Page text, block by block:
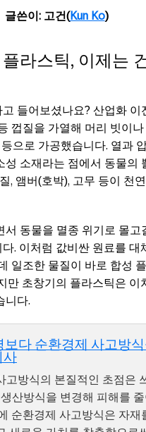
글쓴이: 고건(Kun Ko)
라스틱, 이제는
들어보셨나요? 산업화 이
껍질을 가열해 머리 빗이나
으로 가공했습니다. 열과
성 소재라는 점에서 동물의
, 앰버(호박), 고무 등이 천
서 동물을 멸종 위기로 몰고
. 이처럼 값비싼 원료를 대
일조한 물질이 바로 합성 플
만 초창기의 플라스틱은 이
니다.
다 순환경제 사고방
사
고방식의 본질적인 초점은
산방식을 변경해 피해를 줄
순환경제 사고방식은 자재